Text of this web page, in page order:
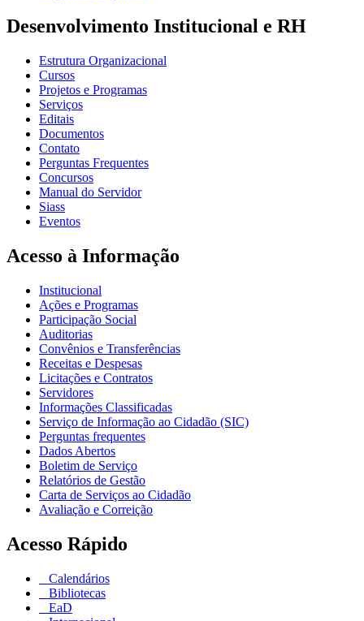
Desenvolvimento Institucional e RH
Estrutura Organizacional
Cursos
Projetos e Programas
Serviços
Editais
Documentos
Contato
Perguntas Frequentes
Concursos
Manual do Servidor
Siass
Eventos
Acesso à Informação
Institucional
Ações e Programas
Participação Social
Auditorias
Convênios e Transferências
Receitas e Despesas
Licitações e Contratos
Servidores
Informações Classificadas
Serviço de Informação ao Cidadão (SIC)
Perguntas frequentes
Dados Abertos
Boletim de Serviço
Relatórios de Gestão
Carta de Serviços ao Cidadão
Avaliação e Correição
Acesso Rápido
Calendários
Bibliotecas
EaD